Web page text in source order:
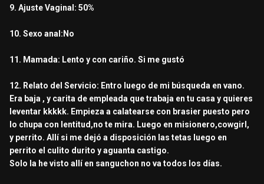
9. Ajuste Vaginal: 50%
10. Sexo anal:No
11. Mamada: Lento y con cariño. Si me gustó
12. Relato del Servicio: Entro luego de mi búsqueda en vano.
Era baja , y carita de empleada que trabaja en tu casa y quieres
leventar kkkkk. Empieza a calatearse con brasier puesto pero
lo chupa con lentitud,no te mira. Luego en misionero,cowgirl,
y perrito. Allí si me dejó a disposición las tetas luego en
perrito el culito durito y aguanta castigo.
Solo la he visto allí en sanguchon no va todos los días.